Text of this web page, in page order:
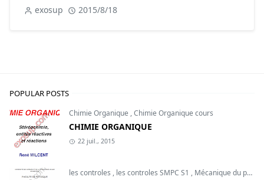
exosup 2015/8/18
POPULAR POSTS
Chimie Organique ,Chimie Organique cours
CHIMIE ORGANIQUE
22 juil., 2015
les controles , les controles SMPC S1 , Mécanique du point